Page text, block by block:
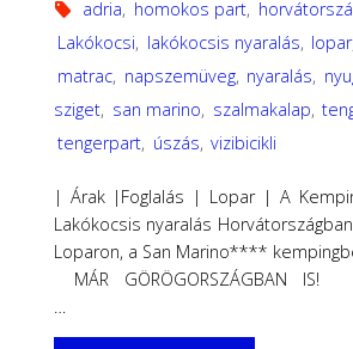
adria, homokos part,
Lakókocsi, lakókocsis nyaralás, lopar,
matrac, napszemüveg, nyaralás,
sziget, san marino, szalmakalap,
tengerpart, úszás, vizibicikli
| Árak |Foglalás | Lopar | A
Lakókocsis nyaralás
Loparon, a San Marino****
MÁR
…